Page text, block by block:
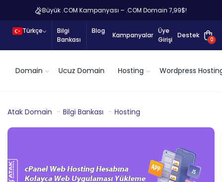
Büyük .COM Kampanyası – .COM Domain 7,99$!
Türkçe
Bilgi
Bankası
Blog
Kampanyalar
Üye
Girişi
Destek
0
Domain Ucuz Domain Hosting Wordpress
Atak Domain Bilgi Bankası Hosting